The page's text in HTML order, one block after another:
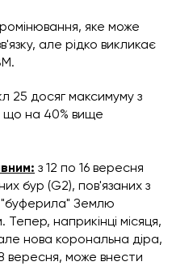
яке може
але рідко викликає
25 досяг максимуму з
що на 40% вище
з 12 по 16 вересня
бур (G2), пов'язаних з
Землю
наприкінці місяця,
але нова корональна діра,
вересня, може внести